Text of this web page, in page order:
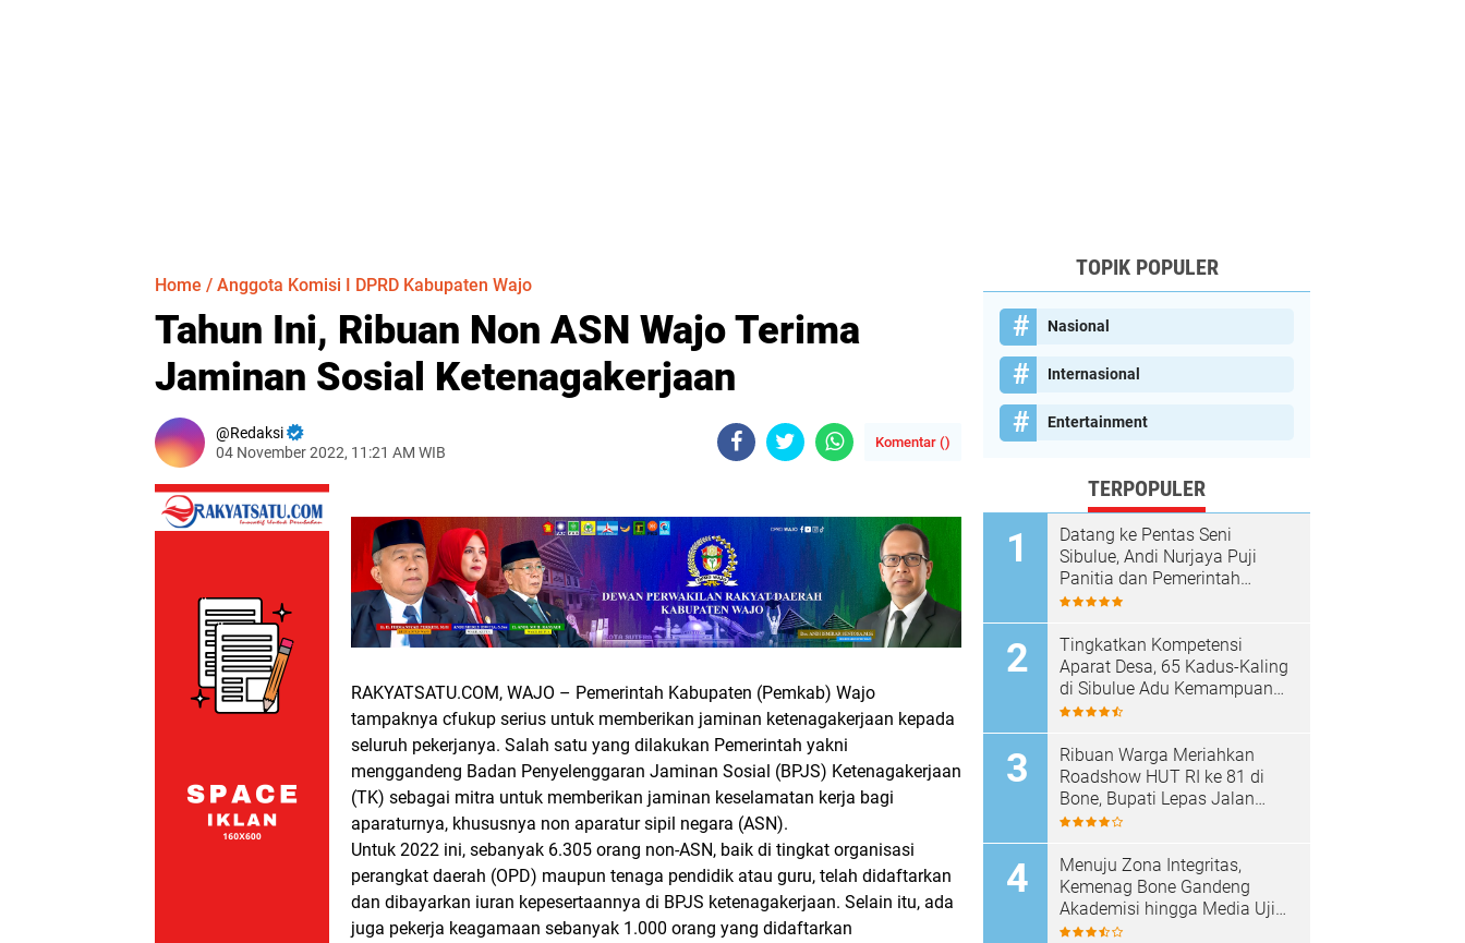
Home / Anggota Komisi I DPRD Kabupaten Wajo
Tahun Ini, Ribuan Non ASN Wajo Terima
Jaminan Sosial Ketenagakerjaan
Redaksi
04 November 2022, 11:21 AM WIB
Komentar ()
RAKYATSATU.COM, WAJO – Pemerintah Kabupaten (Pemkab) Wajo
tampaknya cfukup serius untuk memberikan jaminan ketenagakerjaan kepada
seluruh pekerjanya. Salah satu yang dilakukan Pemerintah yakni
menggandeng Badan Penyelenggaran Jaminan Sosial (BPJS) Ketenagakerjaan
(TK) sebagai mitra untuk memberikan jaminan keselamatan kerja bagi
aparaturnya, khususnya non aparatur sipil negara (ASN).
Untuk 2022 ini, sebanyak 6.305 orang non-ASN, baik di tingkat organisasi
perangkat daerah (OPD) maupun tenaga pendidik atau guru, telah didaftarkan
dan dibayarkan iuran kepesertaannya di BPJS ketenagakerjaan. Selain itu, ada
juga pekerja keagamaan sebanyak 1.000 orang yang didaftarkan
TOPIK POPULER
Nasional
Internasional
Entertainment
TERPOPULER
Datang ke Pentas Seni
Sibulue, Andi Nurjaya Puji
Panitia dan Pemerintah
Kecamatan
Tingkatkan Kompetensi
Aparat Desa, 65 Kadus-Kaling
di Sibulue Adu Kemampuan
Berpidato
Ribuan Warga Meriahkan
Roadshow HUT RI ke 81 di
Bone, Bupati Lepas Jalan
Santai
Menuju Zona Integritas,
Kemenag Bone Gandeng
Akademisi hingga Media Uji
Standar Pelayanan